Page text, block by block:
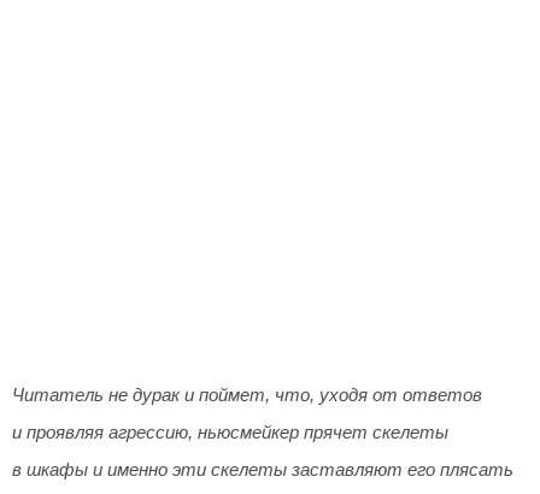
Читатель не дурак и поймет, что, уходя от ответов
и проявляя агрессию, ньюсмейкер прячет скелеты
в шкафы и именно эти скелеты заставляют его плясать